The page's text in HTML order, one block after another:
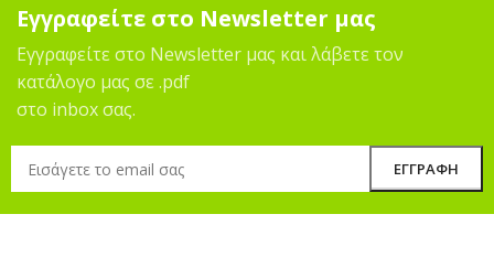
Εγγραφείτε στο Newsletter μας
Εγγραφείτε στο Newsletter μας και λάβετε τον
κατάλογο μας σε .pdf
στο inbox σας.